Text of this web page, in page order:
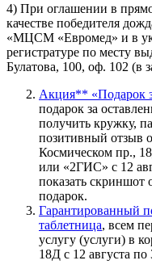
4) При оглашении в
качестве победителя
«МЦСМ «Евромед» и в
регистратуре по месту
Булатова, 100, оф. 102 (в
Акция** «Подарок
подарок за
получить кружку,
позитивный отзыв
Космическом пр.,
или «2ГИС» с 12
показать скриншот
подарок.
Гарантированный
таблетница, всем
услугу (услуги) в
18Д с 12 августа по